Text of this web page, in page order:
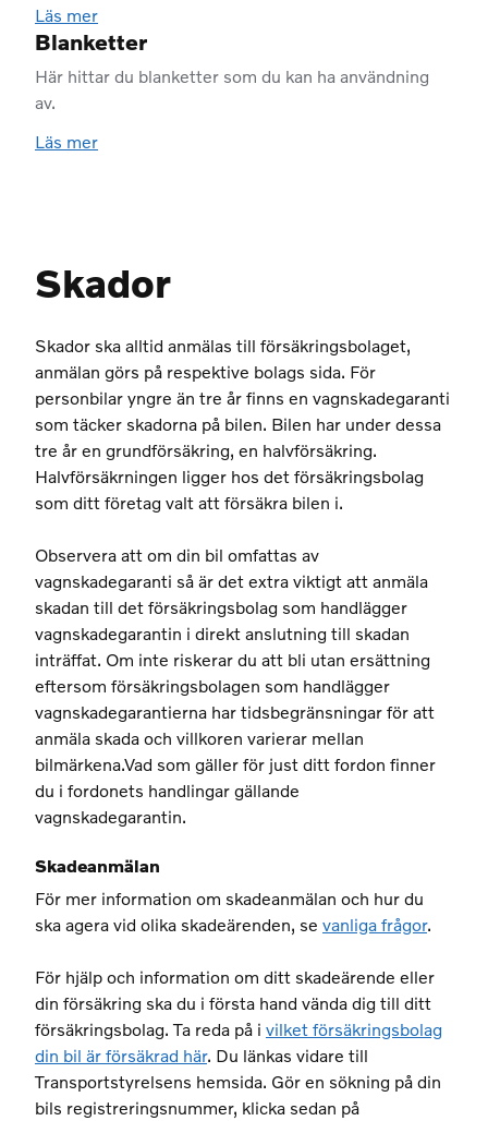
Läs mer
Blanketter
Här hittar du blanketter som du kan ha användning
av.
Läs mer
Skador
Skador ska alltid anmälas till försäkringsbolaget,
anmälan görs på respektive bolags sida. För
personbilar yngre än tre år finns en vagnskadegaranti
som täcker skadorna på bilen. Bilen har under dessa
tre år en grundförsäkring, en halvförsäkring.
Halvförsäkrningen ligger hos det försäkringsbolag
som ditt företag valt att försäkra bilen i.
Observera att om din bil omfattas av
vagnskadegaranti så är det extra viktigt att anmäla
skadan till det försäkringsbolag som handlägger
vagnskadegarantin i direkt anslutning till skadan
inträffat. Om inte riskerar du att bli utan ersättning
eftersom försäkringsbolagen som handlägger
vagnskadegarantierna har tidsbegränsningar för att
anmäla skada och villkoren varierar mellan
bilmärkena.Vad som gäller för just ditt fordon finner
du i fordonets handlingar gällande
vagnskadegarantin.
Skadeanmälan
För mer information om skadeanmälan och hur du
ska agera vid olika skadeärenden, se vanliga frågor.
För hjälp och information om ditt skadeärende eller
din försäkring ska du i första hand vända dig till ditt
försäkringsbolag. Ta reda på i vilket försäkringsbolag
din bil är försäkrad här. Du länkas vidare till
Transportstyrelsens hemsida. Gör en sökning på din
bils registreringsnummer, klicka sedan på